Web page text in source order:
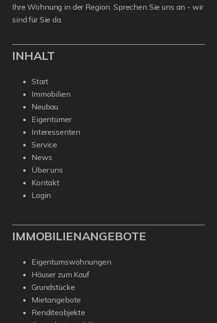
Ihre Wohnung in der Region. Sprechen Sie uns an - wir
sind für Sie da.
INHALT
Start
Immobilien
Neubau
Eigentümer
Interessenten
Service
News
Über uns
Kontakt
Login
IMMOBILIENANGEBOTE
Eigentumswohnungen
Häuser zum Kauf
Grundstücke
Mietangebote
Renditeobjekte